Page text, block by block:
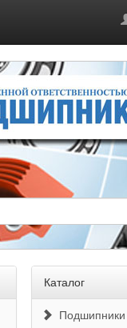
Каталог
Подшипники